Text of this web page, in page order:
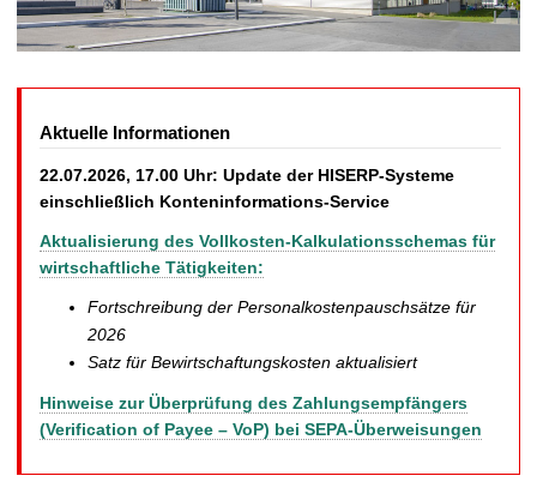
Aktuelle Informationen
22.07.2026, 17.00 Uhr: Update der HISERP-Systeme
einschließlich Konteninformations-Service
Aktualisierung des Vollkosten-Kalkulationsschemas für
wirtschaftliche Tätigkeiten:
Fortschreibung der Personalkostenpauschsätze für
2026
Satz für Bewirtschaftungskosten aktualisiert
Hinweise zur Überprüfung des Zahlungsempfängers
(Verification of Payee – VoP) bei SEPA-Überweisungen